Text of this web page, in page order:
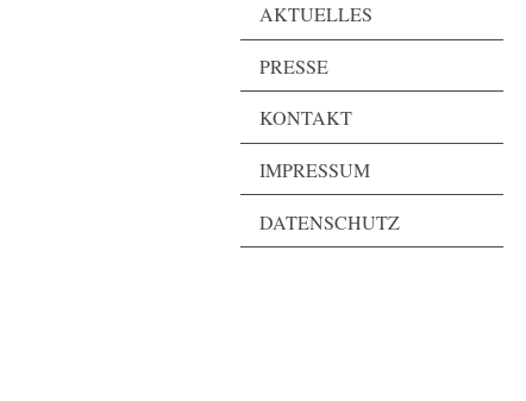
AKTUELLES
PRESSE
KONTAKT
IMPRESSUM
DATENSCHUTZ